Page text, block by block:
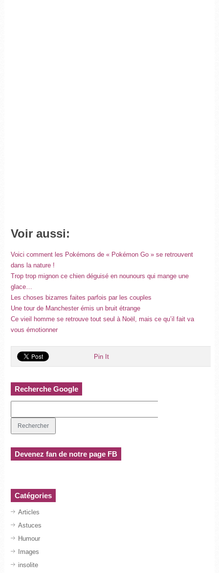
Voir aussi:
Voici comment les Pokémons de « Pokémon Go » se retrouvent
dans la nature !
Trop trop mignon ce chien déguisé en nounours qui mange une
glace…
Les choses bizarres faites parfois par les couples
Une tour de Manchester émis un bruit étrange
Ce vieil homme se retrouve tout seul à Noël, mais ce qu’il fait va
vous émotionner
Pin It
Recherche Google
Devenez fan de notre page FB
Catégories
Articles
Astuces
Humour
Images
insolite